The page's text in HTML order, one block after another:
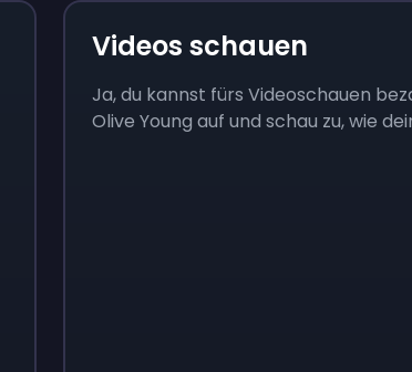
Videos schauen
Ja, du kannst fürs Videoschauen
Olive Young auf und schau zu, wie